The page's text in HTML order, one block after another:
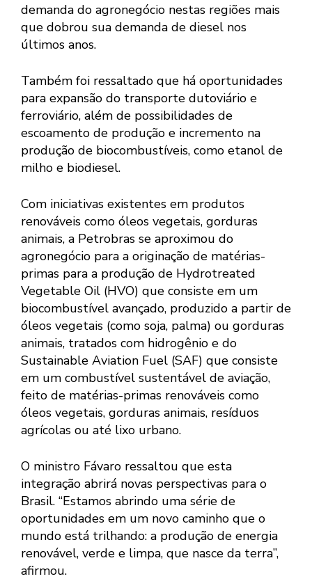
demanda do agronegócio nestas regiões mais
que dobrou sua demanda de diesel nos
últimos anos.
Também foi ressaltado que há oportunidades
para expansão do transporte dutoviário e
ferroviário, além de possibilidades de
escoamento de produção e incremento na
produção de biocombustíveis, como etanol de
milho e biodiesel.
Com iniciativas existentes em produtos
renováveis como óleos vegetais, gorduras
animais, a Petrobras se aproximou do
agronegócio para a originação de matérias-
primas para a produção de Hydrotreated
Vegetable Oil (HVO) que consiste em um
biocombustível avançado, produzido a partir de
óleos vegetais (como soja, palma) ou gorduras
animais, tratados com hidrogênio e do
Sustainable Aviation Fuel (SAF) que consiste
em um combustível sustentável de aviação,
feito de matérias-primas renováveis como
óleos vegetais, gorduras animais, resíduos
agrícolas ou até lixo urbano.
O ministro Fávaro ressaltou que esta
integração abrirá novas perspectivas para o
Brasil. “Estamos abrindo uma série de
oportunidades em um novo caminho que o
mundo está trilhando: a produção de energia
renovável, verde e limpa, que nasce da terra”,
afirmou.